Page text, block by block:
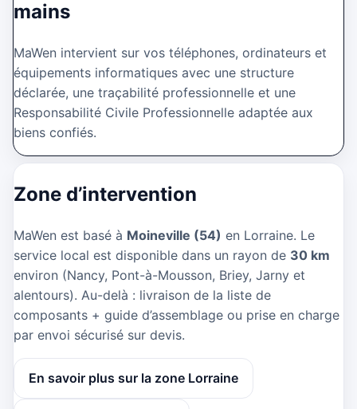
mains
MaWen intervient sur vos téléphones, ordinateurs et
équipements informatiques avec une structure
déclarée, une traçabilité professionnelle et une
Responsabilité Civile Professionnelle adaptée aux
biens confiés.
Zone d’intervention
MaWen est basé à Moineville (54) en Lorraine. Le
service local est disponible dans un rayon de 30 km
environ (Nancy, Pont-à-Mousson, Briey, Jarny et
alentours). Au-delà : livraison de la liste de
composants + guide d’assemblage ou prise en charge
par envoi sécurisé sur devis.
En savoir plus sur la zone Lorraine